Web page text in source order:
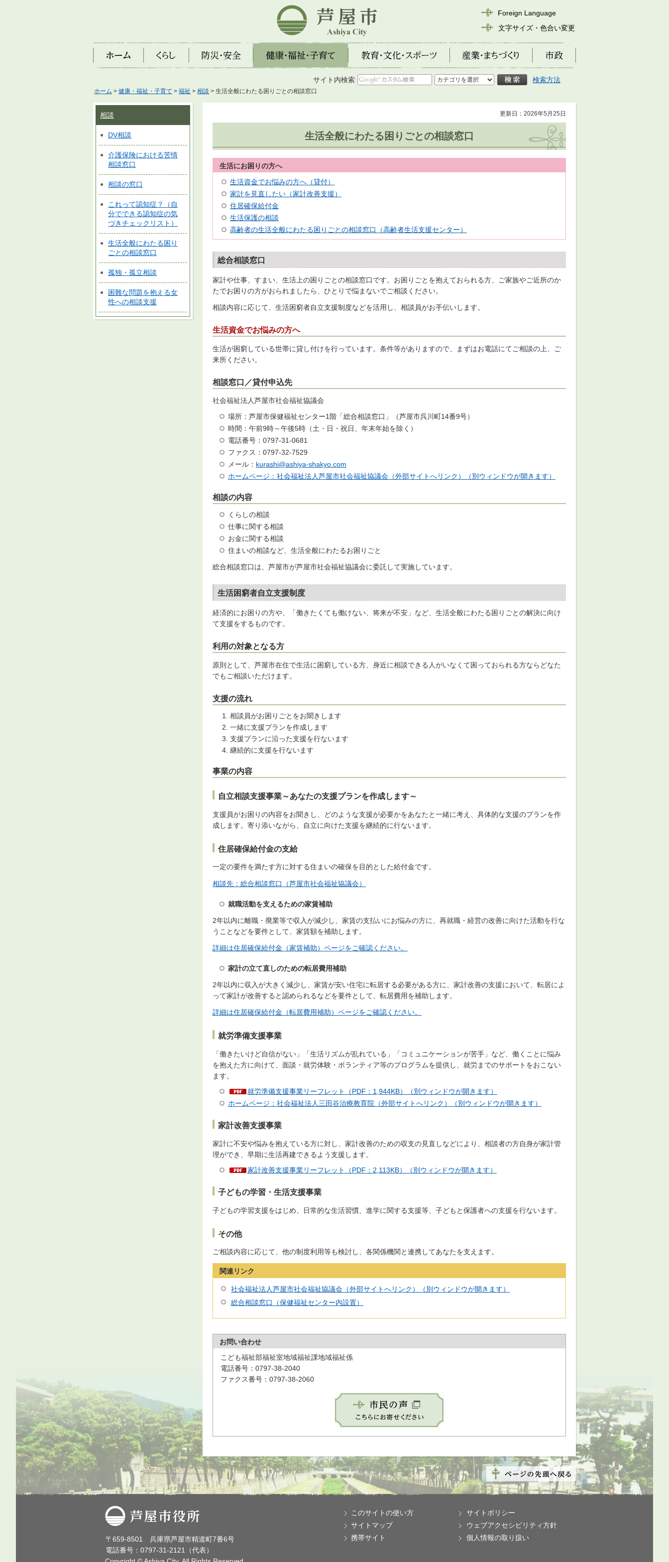
芦屋市
Foreign Language
文字サイズ・色合い変更
ホーム くらし 防災・安全 健康・福祉・子育て 教育・文化・スポーツ 産業・まちづくり 市政
サイト内検索 検索方法
ホーム > 健康・福祉・子育て > 福祉 > 相談 > 生活全般にわたる困りごとの相談窓口
相談
DV相談
介護保険における苦情
相談窓口
相談の窓口
これって認知症？（自
分でできる認知症の気
づきチェックリスト）
生活全般にわたる困り
ごとの相談窓口
孤独・孤立相談
困難な問題を抱える女
性への相談支援
更新日：2026年5月25日
生活全般にわたる困りごとの相談窓口
生活にお困りの方へ
生活資金でお悩みの方へ（貸付）
家計を見直したい（家計改善支援）
住居確保給付金
生活保護の相談
高齢者の生活全般にわたる困りごとの相談窓口（高齢者生活支援センター）
総合相談窓口
家計や仕事、すまい、生活上の困りごとの相談窓口です。お困りごとを抱えておられる方、ご家族やご近所のか
たでお困りの方がおられましたら、ひとりで悩まないでご相談ください。
相談内容に応じて、生活困窮者自立支援制度などを活用し、相談員がお手伝いします。
生活資金でお悩みの方へ
生活が困窮している世帯に貸し付けを行っています。条件等がありますので、まずはお電話にてご相談の上、ご
来所ください。
相談窓口／貸付申込先
社会福祉法人芦屋市社会福祉協議会
場所：芦屋市保健福祉センター1階「総合相談窓口」（芦屋市呉川町14番9号）
時間：午前9時～午後5時（土・日・祝日、年末年始を除く）
電話番号：0797-31-0681
ファクス：0797-32-7529
メール： kurashi@ashiya-shakyo.com
ホームページ：社会福祉法人芦屋市社会福祉協議会（外部サイトへリンク）（別ウィンドウが開きます）
相談の内容
くらしの相談
仕事に関する相談
お金に関する相談
住まいの相談など、生活全般にわたるお困りごと
総合相談窓口は、芦屋市が芦屋市社会福祉協議会に委託して実施しています。
生活困窮者自立支援制度
経済的にお困りの方や、「働きたくても働けない、将来が不安」など、生活全般にわたる困りごとの解決に向け
て支援をするものです。
利用の対象となる方
原則として、芦屋市在住で生活に困窮している方、身近に相談できる人がいなくて困っておられる方ならどなた
でもご相談いただけます。
支援の流れ
相談員がお困りごとをお聞きします
一緒に支援プランを作成します
支援プランに沿った支援を行ないます
継続的に支援を行ないます
事業の内容
自立相談支援事業～あなたの支援プランを作成します～
支援員がお困りの内容をお聞きし、どのような支援が必要かをあなたと一緒に考え、具体的な支援のプランを作
成します。寄り添いながら、自立に向けた支援を継続的に行ないます。
住居確保給付金の支給
一定の要件を満たす方に対する住まいの確保を目的とした給付金です。
相談先：総合相談窓口（芦屋市社会福祉協議会）
就職活動を支えるための家賃補助
2年以内に離職・廃業等で収入が減少し、家賃の支払いにお悩みの方に、再就職・経営の改善に向けた活動を行な
うことなどを要件として、家賃額を補助します。
詳細は住居確保給付金（家賃補助）ページをご確認ください。
家計の立て直しのための転居費用補助
2年以内に収入が大きく減少し、家賃が安い住宅に転居する必要がある方に、家計改善の支援において、転居によ
って家計が改善すると認められるなどを要件として、転居費用を補助します。
詳細は住居確保給付金（転居費用補助）ページをご確認ください。
就労準備支援事業
「働きたいけど自信がない」「生活リズムが乱れている」「コミュニケーションが苦手」など、働くことに悩み
を抱えた方に向けて、面談・就労体験・ボランティア等のプログラムを提供し、就労までのサポートをおこない
ます。
就労準備支援事業リーフレット（PDF：1,944KB）（別ウィンドウが開きます）
ホームページ：社会福祉法人三田谷治療教育院（外部サイトへリンク）（別ウィンドウが開きます）
家計改善支援事業
家計に不安や悩みを抱えている方に対し、家計改善のための収支の見直しなどにより、相談者の方自身が家計管
理ができ、早期に生活再建できるよう支援します。
家計改善支援事業リーフレット（PDF：2,113KB）（別ウィンドウが開きます）
子どもの学習・生活支援事業
子どもの学習支援をはじめ、日常的な生活習慣、進学に関する支援等、子どもと保護者への支援を行ないます。
その他
ご相談内容に応じて、他の制度利用等も検討し、各関係機関と連携してあなたを支えます。
関連リンク
社会福祉法人芦屋市社会福祉協議会（外部サイトへリンク）（別ウィンドウが開きます）
総合相談窓口（保健福祉センター内設置）
お問い合わせ
こども福祉部福祉室地域福祉課地域福祉係
電話番号：0797-38-2040
ファクス番号：0797-38-2060
芦屋市役所
〒659-8501 兵庫県芦屋市精道町7番6号
電話番号：0797-31-2121（代表）
このサイトの使い方
サイトマップ
携帯サイト
サイトポリシー
ウェブアクセシビリティ方針
個人情報の取り扱い